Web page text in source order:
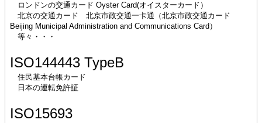
ロンドンの交通カード Oyster Card(オイスターカード）
北京の交通カード 北京市政交通一卡通（北京市政交通カード
Beijing Municipal Administration and Communications Card）
等々・・・
ISO144443 TypeB
住民基本台帳カード
日本の運転免許証
ISO15693